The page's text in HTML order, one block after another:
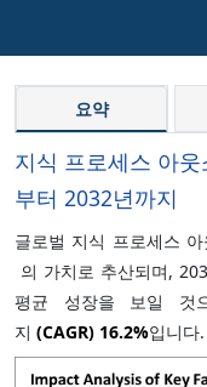
요약
지식 프로세스 아
부터 2032년까지
글로벌 지식 프로세스
의 가치로 추산되며,
평균 성장을 보일 것
지 (CAGR) 16.2%입니다.